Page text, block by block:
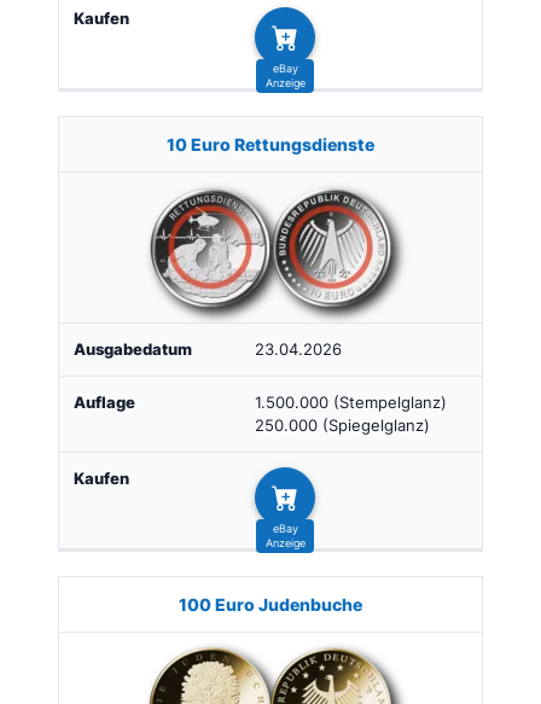
10 Euro Rettungsdienste
23.04.2026
1.500.000 (Stempelglanz)
250.000 (Spiegelglanz)
100 Euro Judenbuche